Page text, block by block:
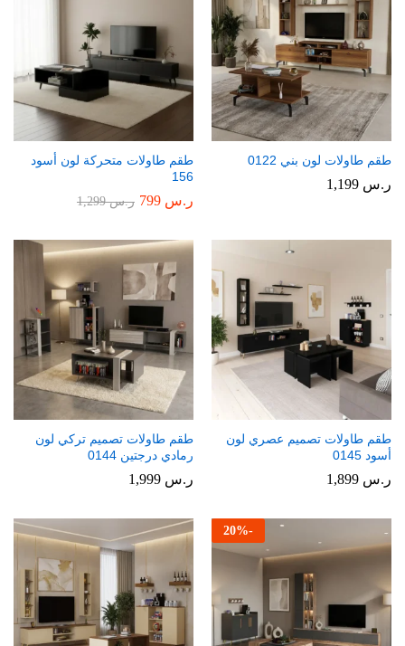
طقم طاولات لون بني 0122
ر.س
طقم طاولات متحركة لون أسود
156
ر.س ر.س1,299
طقم طاولات تصميم عصري لون
أسود 0145
ر.س
طقم طاولات تصميم تركي لون
رمادي درجتين 0144
ر.س
-
20%